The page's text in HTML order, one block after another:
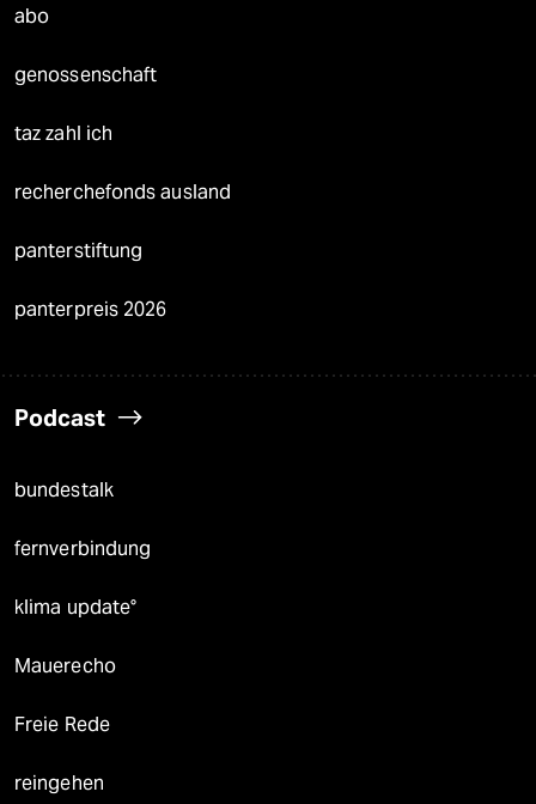
abo
genossenschaft
taz zahl ich
recherchefonds ausland
panterstiftung
panterpreis 2026
Podcast
bundestalk
fernverbindung
klima update°
Mauerecho
Freie Rede
reingehen